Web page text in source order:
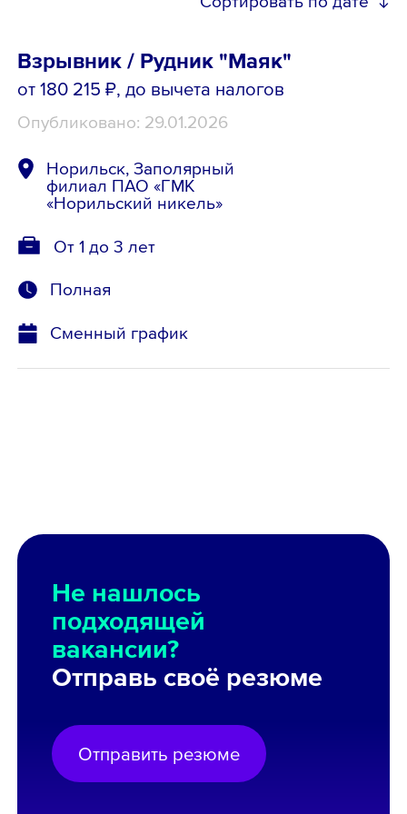
Взрывник / Рудник "Маяк"
от 180 215 ₽, до вычета налогов
Опубликовано: 29.01.2026
Норильск, Заполярный
филиал ПАО «ГМК
«Норильский никель»
От 1 до 3 лет
Полная
Сменный график
Не нашлось
подходящей
вакансии?
Отправь своё резюме
Отправить резюме